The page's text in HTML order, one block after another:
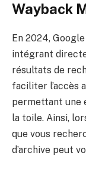
Wayback
En 2024,
intégrant
résultats de
faciliter l’accès
permettant une
la toile. Ainsi,
que vous
d’archive peut